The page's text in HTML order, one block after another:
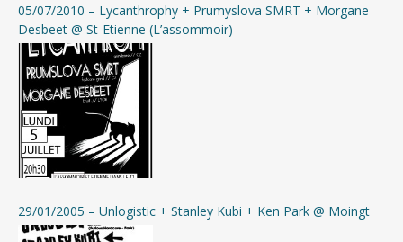
05/07/2010 – Lycanthrophy + Prumyslova SMRT + Morgane
Desbeet @ St-Etienne (L’assommoir)
29/01/2005 – Unlogistic + Stanley Kubi + Ken Park @ Moingt